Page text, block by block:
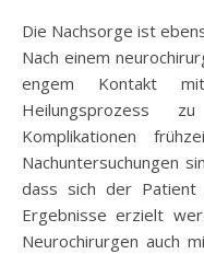
Die Nachsorge ist
Nach einem
engem Kontakt
Heilungsprozess
Komplikationen
Nachuntersuchungen
dass sich der
Ergebnisse erzielt
Neurochirurgen auch